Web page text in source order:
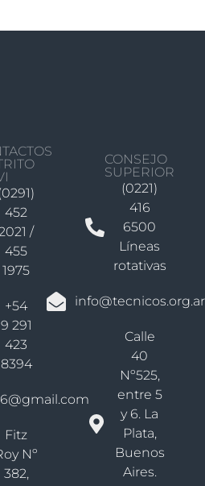
452
/
455
1975
+54
9 291
423
8394
Fitz
Nº
382,
CONSEJO
SUPERIOR
(0221)
416
6500
Líneas
rotativas
info@tecnicos.org.ar
Calle
40
Nº525,
entre 5
y 6. La
Plata,
Buenos
Aires.